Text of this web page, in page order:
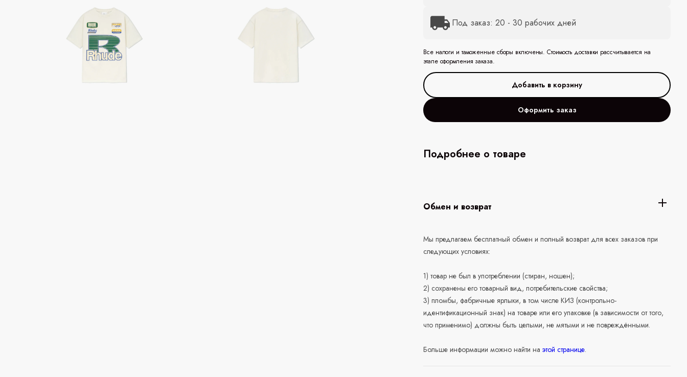
Под заказ: 20 - 30 рабочих дней
Все налоги и таможенные сборы включены. Стоимость доставки рассчитывается на
этапе оформления заказа.
Оформить заказ
Подробнее о товаре
Обмен и возврат
Мы предлагаем бесплатный обмен и полный возврат для всех заказов при
следующих условиях:
1) товар не был в употреблении (стиран, ношен);
2) сохранены его товарный вид, потребительские свойства;
3) пломбы, фабричные ярлыки, в том числе КИЗ (контрольно-
идентификационный знак) на товаре или его упаковке (в зависимости от того,
что применимо) должны быть целыми, не мятыми и не повреждёнными.
Больше информации можно найти наэтой странице.